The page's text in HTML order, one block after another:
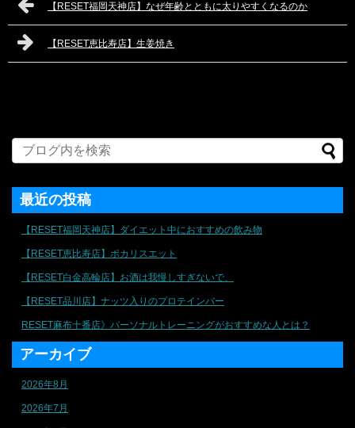
【RESET福岡天神店】なぜ年齢とともに太りやすくなるのか
【RESET恵比寿店】生姜焼き
最近の投稿
【RESET福岡天神店】ダイエット中におすすめの飲み物
【RESET恵比寿店】ポカリスエット
【RESET白金高輪店】お酒は我慢しすぎないで、
【RESET品川店】ナッツ入りのプロテインバー
RESET麻布十番店》パーソナルトレーニングがおすすめな人とは？
アーカイブ
2026年8月
2026年7月